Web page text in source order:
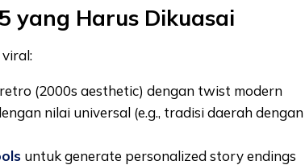
yang Harus Dikuasai
(2000s aesthetic) dengan twist modern
nilai universal (e.g., tradisi daerah dengan
untuk generate personalized story endings